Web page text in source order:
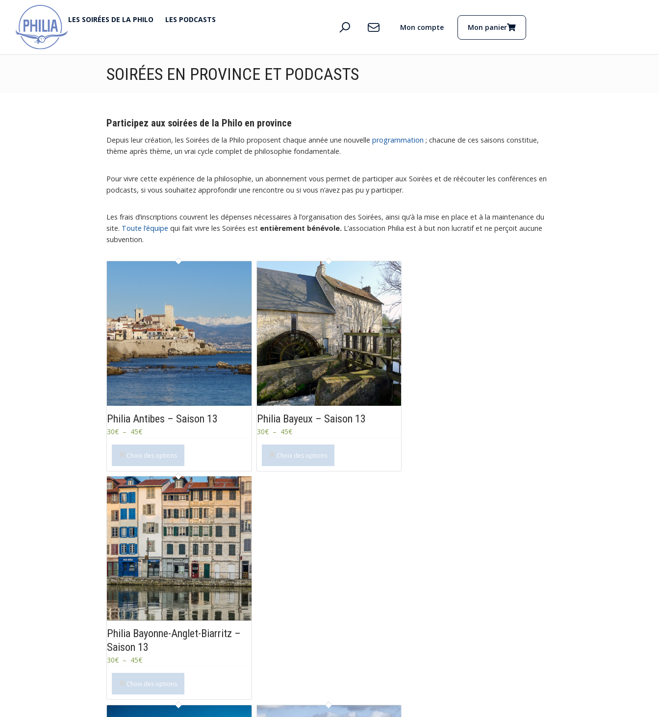
LES SOIRÉES DE LA PHILO
LES PODCASTS
Mon compte
Mon panier
SOIRÉES EN PROVINCE ET PODCASTS
Participez aux soirées de la Philo en province
Depuis leur création, les Soirées de la Philo proposent chaque année une nouvelle programmation ; chacune de ces saisons constitue,
thème après thème, un vrai cycle complet de philosophie fondamentale.
Pour vivre cette expérience de la philosophie, un abonnement vous permet de participer aux Soirées et de réécouter les conférences en
podcasts, si vous souhaitez approfondir une rencontre ou si vous n’avez pas pu y participer.
Les frais d’inscriptions couvrent les dépenses nécessaires à l’organisation des Soirées, ainsi qu’à la mise en place et à la maintenance du
site. Toute l’équipe qui fait vivre les Soirées est entièrement bénévole. L’association Philia est à but non lucratif et ne perçoit aucune
subvention.
Philia Antibes – Saison 13
30€ – 45€
Choix des options
Philia Bayeux – Saison 13
30€ – 45€
Choix des options
Philia Bayonne-Anglet-Biarritz –
Saison 13
30€ – 45€
Choix des options